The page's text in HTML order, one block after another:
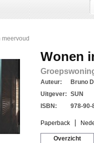
meervoud
Wonen
Auteur:
Bruno
Uitgever: SUN
ISBN:
978-90-
Paperback
Overzicht